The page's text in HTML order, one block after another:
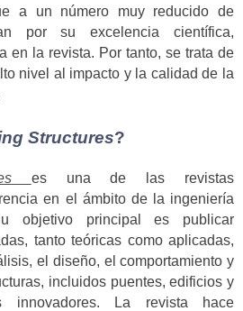
a un número muy reducido de
por su excelencia científica,
en la revista. Por tanto, se trata de
nivel al impacto y la calidad de la
Structures?
es una de las revistas
en el ámbito de la ingeniería
objetivo principal es publicar
tanto teóricas como aplicadas,
el diseño, el comportamiento y
incluidos puentes, edificios y
innovadores. La revista hace